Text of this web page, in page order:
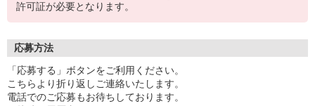
許可証が必要となります。
応募方法
「応募する」ボタンをご利用ください。
こちらより折り返しご連絡いたします。
電話でのご応募もお待ちしております。